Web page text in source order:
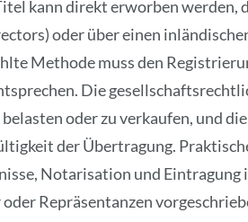
kann direkt erworben
oder über einen
Methode muss den
Die
belasten oder zu verkaufen, und
der Übertragung.
Notarisation und
Repräsentanzen